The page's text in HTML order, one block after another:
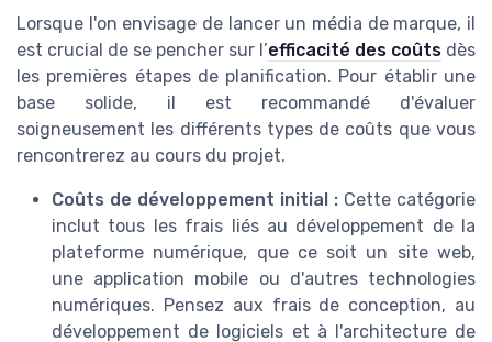
Lorsque l'on envisage de lancer un média de marque, il
est crucial de se pencher sur l’efficacité des coûts dès
les premières étapes de planification. Pour établir une
base solide, il est recommandé d'évaluer
soigneusement les différents types de coûts que vous
rencontrerez au cours du projet.
Coûts de développement initial : Cette catégorie
inclut tous les frais liés au développement de la
plateforme numérique, que ce soit un site web,
une application mobile ou d'autres technologies
numériques. Pensez aux frais de conception, au
développement de logiciels et à l'architecture de